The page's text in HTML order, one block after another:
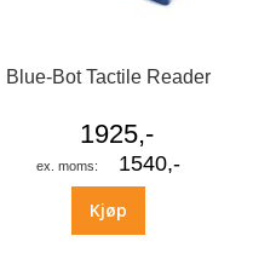
Blue-Bot Tactile Reader
1925,-
1540,-
Kjøp